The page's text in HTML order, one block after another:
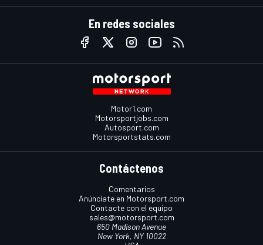
En redes sociales
Motor1.com
Motorsportjobs.com
Autosport.com
Motorsportstats.com
Contáctenos
Comentarios
Anúnciate en Motorsport.com
Contacte con el equipo
sales@motorsport.com
650 Madison Avenue
New York, NY 10022